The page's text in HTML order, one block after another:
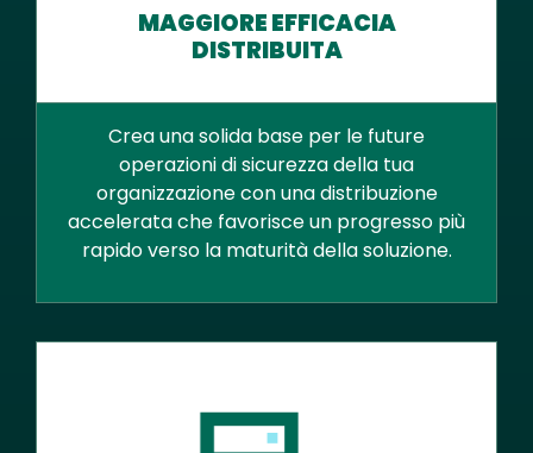
MAGGIORE EFFICACIA
DISTRIBUITA
Crea una solida base per le future
operazioni di sicurezza della tua
organizzazione con una distribuzione
accelerata che favorisce un progresso più
rapido verso la maturità della soluzione.